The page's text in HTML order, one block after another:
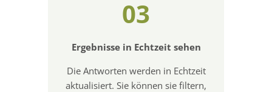
03
Ergebnisse in Echtzeit sehen
Die Antworten werden in Echtzeit
aktualisiert. Sie können sie filtern,